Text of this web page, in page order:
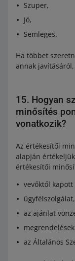
Szuper,
Jó,
Semleges.
Ha többet
annak
15. Hogyan
minősítés
vonatkozik?
Az értékesítői
alapján
értékesítői
vevőktől kapott
ügyfélszolgálat,
az ajánlat
az Általános